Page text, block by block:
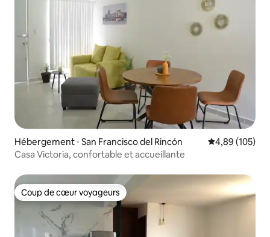
Hébergement ⋅ San Francisco del Rincón Évaluation
4,89 (105)
Casa Victoria, confortable et accueillante
Coup de cœur voyageurs
Coup de cœur voyageurs